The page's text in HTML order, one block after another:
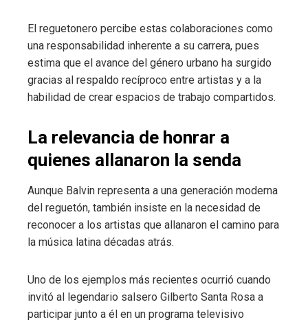
El reguetonero percibe estas colaboraciones como
una responsabilidad inherente a su carrera, pues
estima que el avance del género urbano ha surgido
gracias al respaldo recíproco entre artistas y a la
habilidad de crear espacios de trabajo compartidos.
La relevancia de honrar a
quienes allanaron la senda
Aunque Balvin representa a una generación moderna
del reguetón, también insiste en la necesidad de
reconocer a los artistas que allanaron el camino para
la música latina décadas atrás.
Uno de los ejemplos más recientes ocurrió cuando
invitó al legendario salsero Gilberto Santa Rosa a
participar junto a él en un programa televisivo